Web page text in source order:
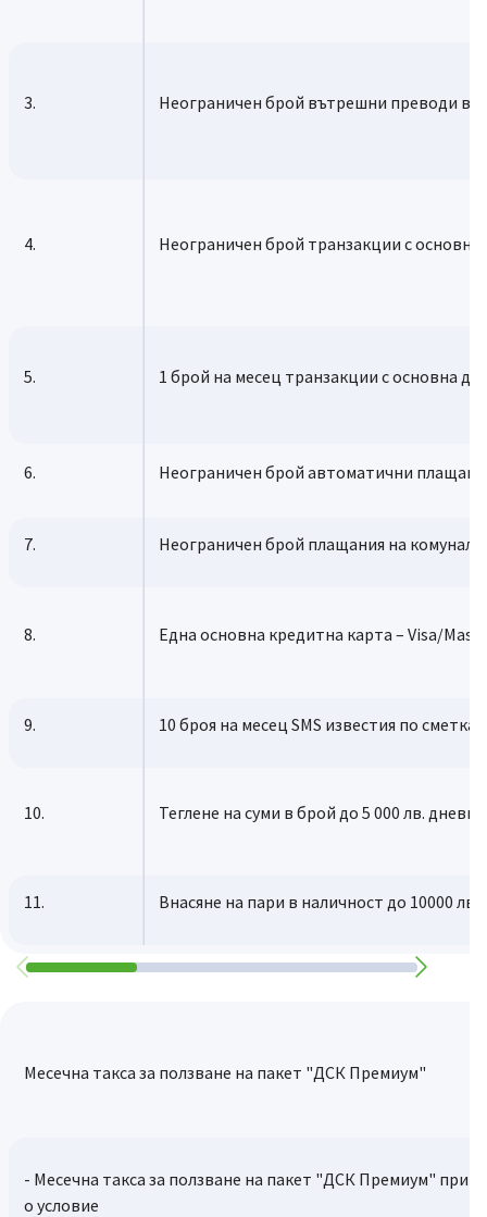
3. Неограничен брой вътрешни преводи в
4. Неограничен брой транзакции с
5. 1 брой на месец транзакции с основна
6. Неограничен брой автоматични
7. Неограничен брой плащания на
8. Една основна кредитна карта – Visa/
9. 10 броя на месец SMS известия по сметкa
10. Теглене на суми в брой до 5 000 лв. дневно
11. Внасяне на пари в наличност до 10000 лв.
Месечна такса за ползване на пакет "ДСК Премиум"
- Месечна такса за ползване на пакет "ДСК Премиум" при
о условие